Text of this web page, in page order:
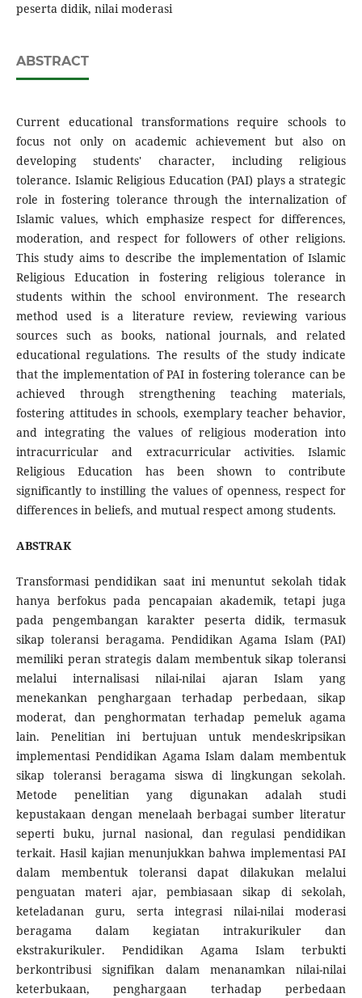
peserta didik, nilai moderasi
ABSTRACT
Current educational transformations require schools to
focus not only on academic achievement but also on
developing students' character, including religious
tolerance. Islamic Religious Education (PAI) plays a strategic
role in fostering tolerance through the internalization of
Islamic values, which emphasize respect for differences,
moderation, and respect for followers of other religions.
This study aims to describe the implementation of Islamic
Religious Education in fostering religious tolerance in
students within the school environment. The research
method used is a literature review, reviewing various
sources such as books, national journals, and related
educational regulations. The results of the study indicate
that the implementation of PAI in fostering tolerance can be
achieved through strengthening teaching materials,
fostering attitudes in schools, exemplary teacher behavior,
and integrating the values ​​of religious moderation into
intracurricular and extracurricular activities. Islamic
Religious Education has been shown to contribute
significantly to instilling the values ​​of openness, respect for
differences in beliefs, and mutual respect among students.
ABSTRAK
Transformasi pendidikan saat ini menuntut sekolah tidak
hanya berfokus pada pencapaian akademik, tetapi juga
pada pengembangan karakter peserta didik, termasuk
sikap toleransi beragama. Pendidikan Agama Islam (PAI)
memiliki peran strategis dalam membentuk sikap toleransi
melalui internalisasi nilai-nilai ajaran Islam yang
menekankan penghargaan terhadap perbedaan, sikap
moderat, dan penghormatan terhadap pemeluk agama
lain. Penelitian ini bertujuan untuk mendeskripsikan
implementasi Pendidikan Agama Islam dalam membentuk
sikap toleransi beragama siswa di lingkungan sekolah.
Metode penelitian yang digunakan adalah studi
kepustakaan dengan menelaah berbagai sumber literatur
seperti buku, jurnal nasional, dan regulasi pendidikan
terkait. Hasil kajian menunjukkan bahwa implementasi PAI
dalam membentuk toleransi dapat dilakukan melalui
penguatan materi ajar, pembiasaan sikap di sekolah,
keteladanan guru, serta integrasi nilai-nilai moderasi
beragama dalam kegiatan intrakurikuler dan
ekstrakurikuler. Pendidikan Agama Islam terbukti
berkontribusi signifikan dalam menanamkan nilai-nilai
keterbukaan, penghargaan terhadap perbedaan